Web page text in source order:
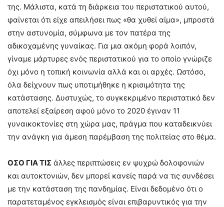
της. Μάλιστα, κατά τη διάρκεια του περιστατικού αυτού,
φαίνεται ότι είχε απειλήσει πως «θα χυθεί αίμα», μπροστά
στην αστυνομία, σύμφωνα με τον πατέρα της
αδικοχαμένης γυναίκας. Για μια ακόμη φορά λοιπόν,
γίναμε μάρτυρες ενός περιστατικού για το οποίο γνώριζε
όχι μόνο η τοπική κοινωνία αλλά και οι αρχές. Ωστόσο,
όλα δείχνουν πως υποτιμήθηκε η κρισιμότητα της
κατάστασης. Δυστυχώς, το συγκεκριμένο περιστατικό δεν
αποτελεί εξαίρεση αφού μόνο το 2020 έγιναν 11
γυναικοκτονίες στη χώρα μας, πράγμα που καταδεικνύει
την ανάγκη για άμεση παρέμβαση της πολιτείας στο θέμα.
ΟΣΟ ΓΙΑ ΤΙΣ άλλες περιπτώσεις εν ψυχρώ δολοφονιών
και αυτοκτονιών, δεν μπορεί κανείς παρά να τις συνδέσει
με την κατάσταση της πανδημίας. Είναι δεδομένο ότι ο
παρατεταμένος εγκλεισμός είναι επιβαρυντικός για την